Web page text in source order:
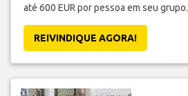
até 600 EUR por pessoa em seu grupo.
REIVINDIQUE AGORA!